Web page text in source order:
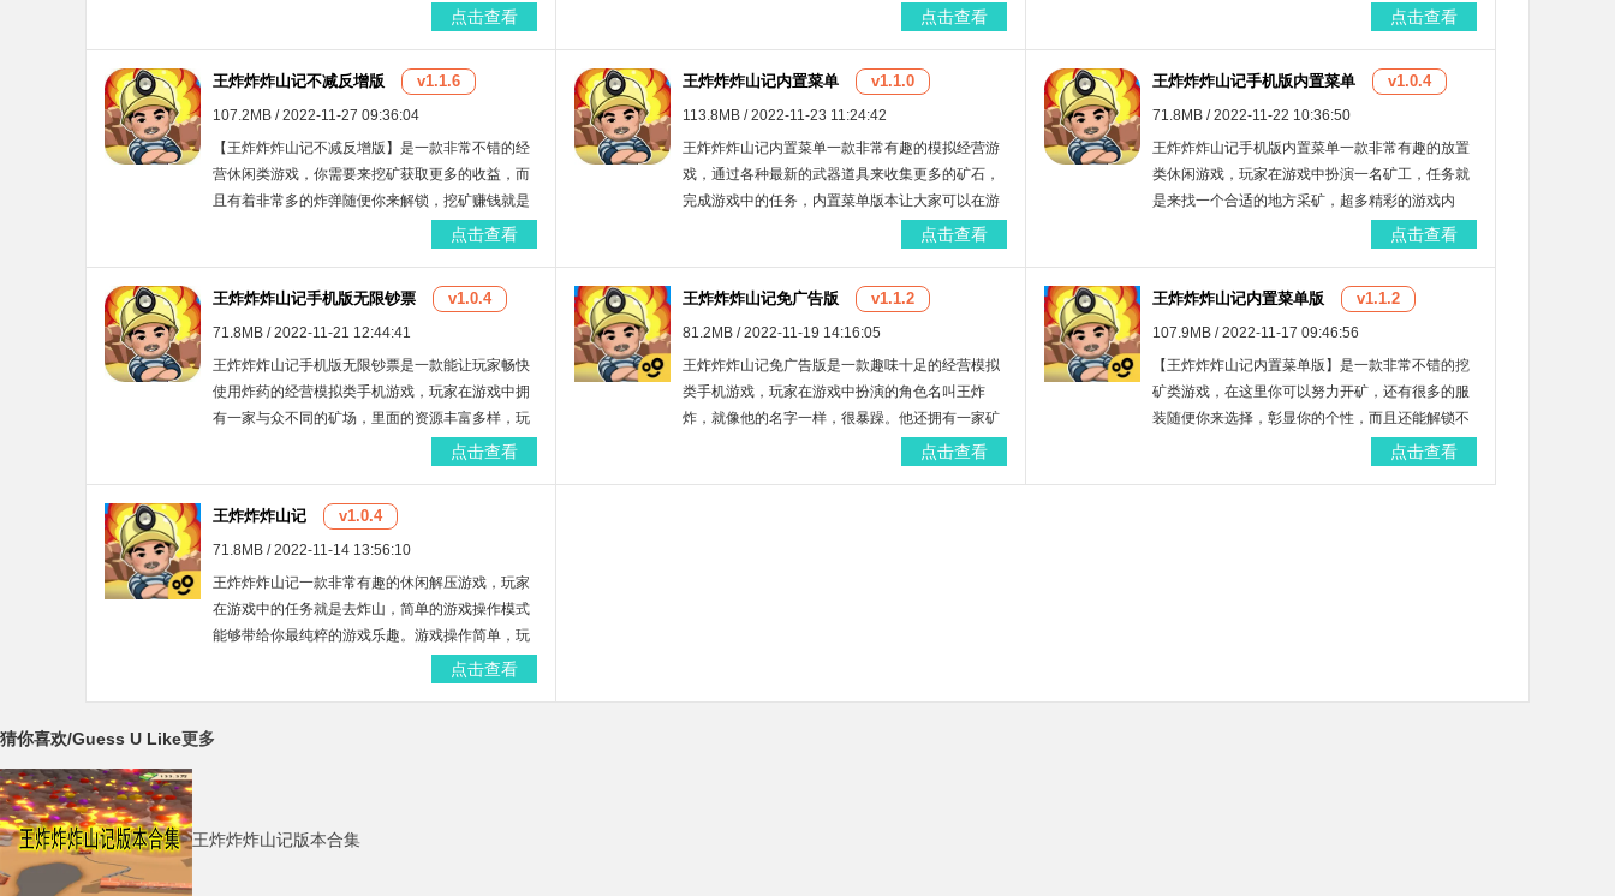
大家带来了全新的内置功能菜单，玩家可以在游戏
中来修改数据，随意购买道具，非常方便。
点击查看
所得的矿石也会不一样，超多游戏任务等你来解
锁，手机版折相思大家可以来随意使用道具。
点击查看
类型不同爆炸效果也不同，可以不断升级自己的游
戏等级，让你在游戏中可以更加完成自己的任务，
点击查看
王炸炸炸山记不减反增版 v1.1.6
107.2MB / 2022-11-27 09:36:04
【王炸炸炸山记不减反增版】是一款非常不错的经
营休闲类游戏，你需要来挖矿获取更多的收益，而
且有着非常多的炸弹随便你来解锁，挖矿赚钱就是
这么简单！而且你还能不断赚取更多的收益来经营
这个矿场，成为矿山大佬！全新boss等你挑战！
点击查看
王炸炸炸山记内置菜单 v1.1.0
113.8MB / 2022-11-23 11:24:42
王炸炸炸山记内置菜单一款非常有趣的模拟经营游
戏，通过各种最新的武器道具来收集更多的矿石，
完成游戏中的任务，内置菜单版本让大家可以在游
戏中更改数据随意购买道具，玩家能够更轻松的来
点击查看
王炸炸炸山记手机版内置菜单 v1.0.4
71.8MB / 2022-11-22 10:36:50
王炸炸炸山记手机版内置菜单一款非常有趣的放置
类休闲游戏，玩家在游戏中扮演一名矿工，任务就
是来找一个合适的地方采矿，超多精彩的游戏内
容，通过不同方式的来放置炸药，采到的矿也是不
一样的，给大家带来了手机版内置菜单的模式，玩
点击查看
王炸炸炸山记手机版无限钞票 v1.0.4
71.8MB / 2022-11-21 12:44:41
王炸炸炸山记手机版无限钞票是一款能让玩家畅快
使用炸药的经营模拟类手机游戏，玩家在游戏中拥
有一家与众不同的矿场，里面的资源丰富多样，玩
家要想获取，就得使用足量的炸药来为自己开出一
条前进之路。赶紧加入这一火爆场面吧！
点击查看
王炸炸炸山记免广告版 v1.1.2
81.2MB / 2022-11-19 14:16:05
王炸炸炸山记免广告版是一款趣味十足的经营模拟
类手机游戏，玩家在游戏中扮演的角色名叫王炸
炸，就像他的名字一样，很暴躁。他还拥有一家矿
场，每天要做的事就是疯狂的炸炸炸，让自己开出
更多的好东西，钱也就大把大把的挣啦！
点击查看
王炸炸炸山记内置菜单版 v1.1.2
107.9MB / 2022-11-17 09:46:56
【王炸炸炸山记内置菜单版】是一款非常不错的挖
矿类游戏，在这里你可以努力开矿，还有很多的服
装随便你来选择，彰显你的个性，而且还能解锁不
错的武器，劲爽无限！非常适合玩家用来休闲放
松，而且在这里还有着更多不同的玩法等你来尝
点击查看
王炸炸炸山记 v1.0.4
71.8MB / 2022-11-14 13:56:10
王炸炸炸山记一款非常有趣的休闲解压游戏，玩家
在游戏中的任务就是去炸山，简单的游戏操作模式
能够带给你最纯粹的游戏乐趣。游戏操作简单，玩
起来非常的解压，模拟真实的爆炸特效和爆炸声，
点击查看
猜你喜欢/Guess U Like更多
王炸炸炸山记版本合集